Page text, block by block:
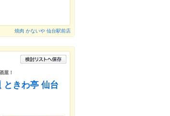
焼肉 かないや 仙台駅前店
屋！
ときわ亭 仙台